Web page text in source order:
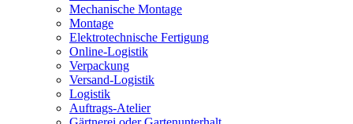
Mechanische Montage
Montage
Elektrotechnische Fertigung
Online-Logistik
Verpackung
Versand-Logistik
Logistik
Auftrags-Atelier